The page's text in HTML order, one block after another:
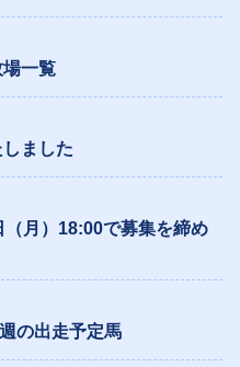
場一覧
ました
月）18:00で募集を締め
の出走予定馬